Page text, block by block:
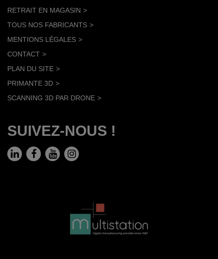
RETRAIT EN MAGASIN
TOUS NOS FABRICANTS
MENTIONS LÉGALES
CONTACT
PLAN DU SITE
PRIMANTE 3D
SCANNING 3D PAR DRONE
SUIVEZ-NOUS !